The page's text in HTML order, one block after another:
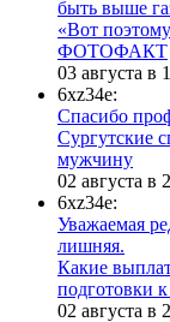
быть выше
«Вот
ФОТОФАКТ
03 августа в
6xz34e:
Спасибо
Сургутские
мужчину
02 августа в
6xz34e:
Уважаемая
лишняя.
Какие
02 августа в